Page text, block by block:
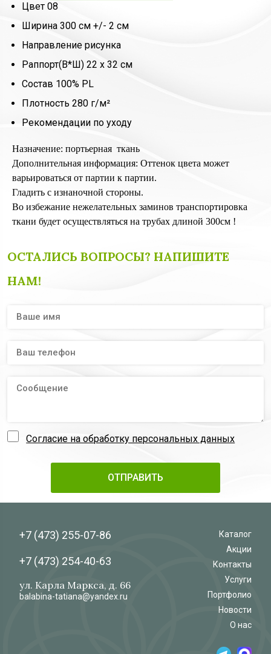
Цвет 08
Ширина 300 см +/- 2 см
Направление рисунка
Раппорт(В*Ш) 22 х 32 см
Состав 100% PL
Плотность 280 г/м²
Рекомендации по уходу
Назначение: портьерная ткань
Дополнительная информация: Оттенок цвета может
варьироваться от партии к партии.
Гладить с изнаночной стороны.
Во избежание нежелательных заминов транспортировка
ткани будет осуществляться на трубах длиной 300см !
ОСТАЛИСЬ ВОПРОСЫ? НАПИШИТЕ
НАМ!
Согласие на обработку персональных данных
+7 (473) 255-07-86
+7 (473) 254-40-63
ул. Карла Маркса, д. 66
balabina-tatiana@yandex.ru
Каталог
Акции
Контакты
Услуги
Портфолио
Новости
О нас